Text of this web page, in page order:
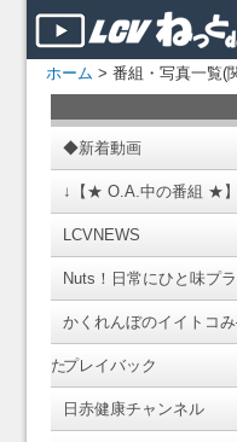
ホーム > 番組・写真一覧(
◆新着動画
↓【★ O.A.中の番組 ★
LCVNEWS
Nuts！日常にひと味プ
かくれんぼのイイトコ
たプレイバック
日赤健康チャンネル